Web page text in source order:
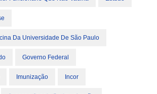
Da Universidade De São Paulo
Governo Federal
Imunização Incor